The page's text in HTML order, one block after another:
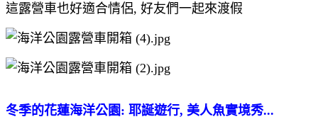
這露營車也好適合情侶, 好友們一起來渡假
冬季的花蓮海洋公園: 耶誕遊行, 美人魚實境秀...